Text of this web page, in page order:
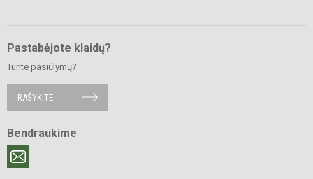
Pastabėjote klaidų?
Turite pasiūlymų?
RAŠYKITE
Bendraukime